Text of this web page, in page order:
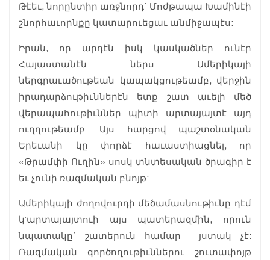
Թէեւ, նորընտիր առջնորդ` Մոժթապա Խամինէի
շնորհաւորնքը կատարուեցաւ անմիջապէս:
Իրան, որ արդէն իսկ կասկածներ ունէր
Հայաստանէն ներս Ամերիկայի
ներգրաւածութեան կապակցութեամբ, վերջին
իրադարձութիւններէն ետք շատ աւելի մեծ
վերապահութիւններ պիտի արտայայտէ այդ
ուղղութեամբ: Այս հարցով պաշտօնական
Երեւանի կը փորձէ հաւաստիացնել, որ
«Թրամփի Ուղին» սոսկ տնտեսական ծրագիր է
եւ չունի ռազմական բնոյթ:
Ամերիկայի ժողովուրդի մեծամասնութիւնը դէմ
կ’արտայայտուի այս պատերազմին, որուն
նպատակը` շատերուն համար յստակ չէ:
Ռազմական գործողութիւններու շուտափոյթ